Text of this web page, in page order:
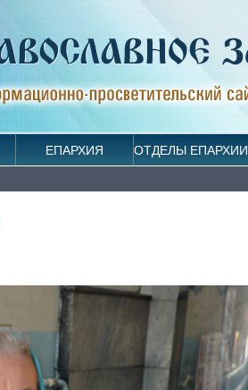
ЕПАРХИЯ ОТДЕЛЫ ЕПАРХИИ